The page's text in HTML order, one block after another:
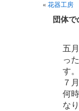
« 花器工房
団体
五
っ
７
何
な